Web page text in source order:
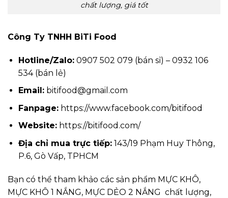
chất lượng, giá tốt
Công Ty TNHH BiTi Food
Hotline/Zalo:0907 502 079 (bán sỉ) – 0932 106
534 (bán lẻ)
Email:bitifood@gmail.com
Fanpage:https://www.facebook.com/bitifood
Website:https://bitifood.com/
Địa chỉ mua trực tiếp:143/19 Phạm Huy Thông,
P.6, Gò Vấp, TPHCM
Bạn có thể tham khảo các sản phẩm MỰC KHÔ,
MỰC KHÔ 1 NẮNG, MỰC DẺO 2 NẮNG chất lượng,